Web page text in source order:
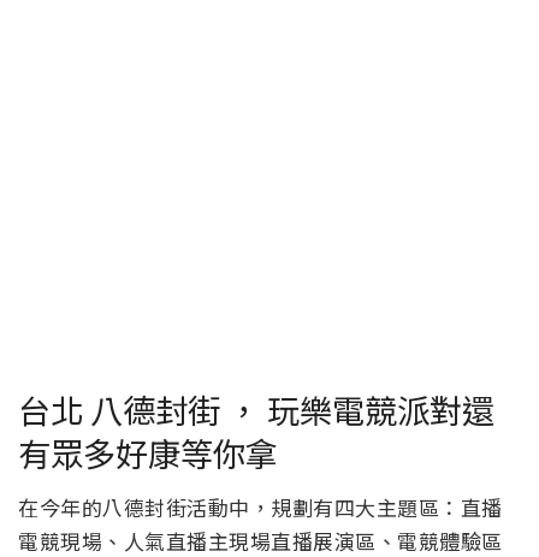
台北 八德封街 ， 玩樂電競派對還
有眾多好康等你拿
在今年的八德封街活動中，規劃有四大主題區：直播
電競現場、人氣直播主現場直播展演區、電競體驗區